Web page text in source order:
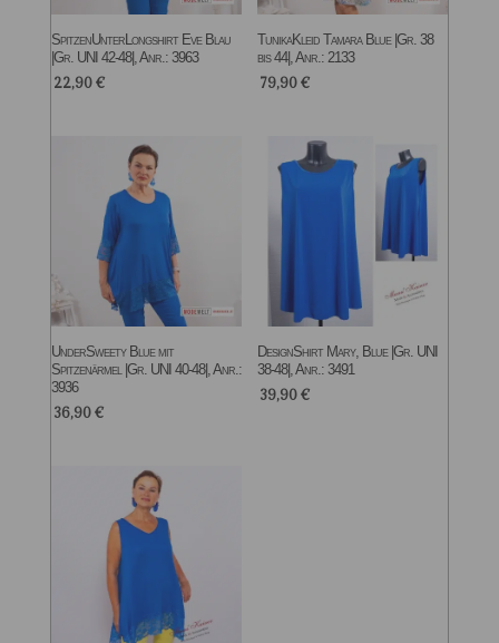
SpitzenUnterLongshirt Eve Blau
|Gr. UNI 42-48|, Anr.: 3963
22,90€
TunikaKleid Tamara Blue |Gr. 38
bis 44|, Anr.: 2133
79,90€
UnderSweety Blue mit
Spitzenärmel |Gr. UNI 40-48|, Anr.:
3936
36,90€
DesignShirt Mary, Blue |Gr. UNI
38-48|, Anr.: 3491
39,90€